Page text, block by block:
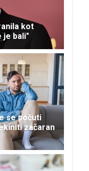
kot
je bali"
se počuti
začaran